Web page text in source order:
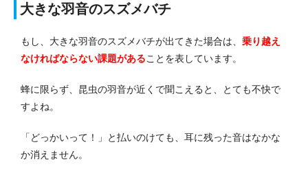
大きな羽音のスズメバチ
もし、大きな羽音のスズメバチが出てきた場合は、 乗り越え
なければならない課題があることを表しています。
蜂に限らず、昆虫の羽音が近くで聞こえると、とても不快で
すよね。
「どっかいって！」と払いのけても、耳に残った音はなかな
か消えません。